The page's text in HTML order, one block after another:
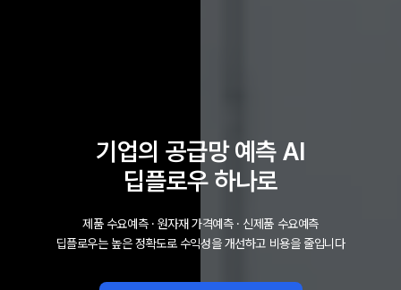
기업의 공급망 예측 AI
딥플로우 하나로
제품 수요예측 · 원자재 가격예측 · 신제품 수요예측
딥플로우는 높은 정확도로 수익성을 개선하고 비용을 줄입니다